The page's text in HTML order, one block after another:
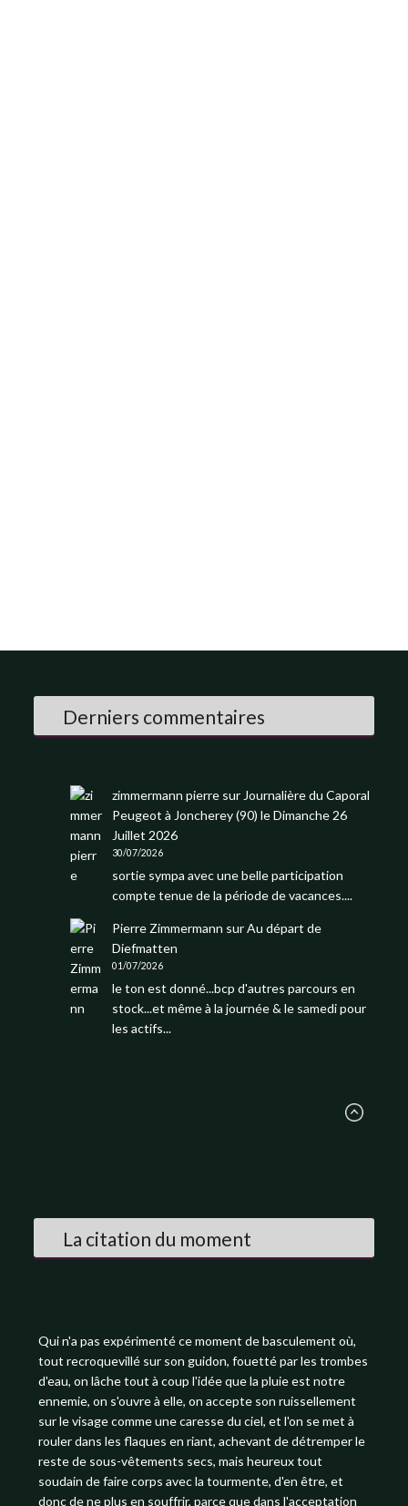
Derniers commentaires
zimmermann pierresur Journalière du Caporal
Peugeot à Joncherey (90) le Dimanche 26
Juillet 2026
30/07/2026
sortie sympa avec une belle participation
compte tenue de la période de vacances....
Pierre Zimmermann surAu départ de
Diefmatten
01/07/2026
le ton est donné...bcp d'autres parcours en
stock...et même à la journée & le samedi pour
les actifs...
La citation du moment
Qui n'a pas expérimenté ce moment de basculement où,
tout recroquevillé sur son guidon, fouetté par les trombes
d'eau, on lâche tout à coup l'idée que la pluie est notre
ennemie, on s'ouvre à elle, on accepte son ruissellement
sur le visage comme une caresse du ciel, et l'on se met à
rouler dans les flaques en riant, achevant de détremper le
reste de sous-vêtements secs, mais heureux tout
soudain de faire corps avec la tourmente, d'en être, et
donc de ne plus en souffrir, parce que dans l'acceptation